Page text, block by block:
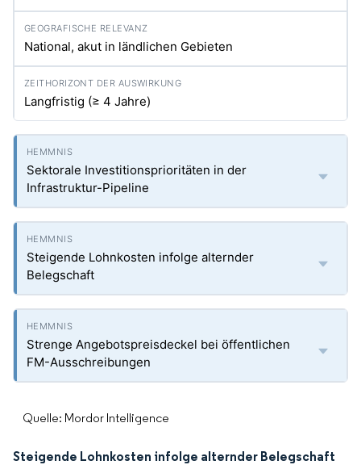
National, akut in ländlichen Gebieten
Langfristig (≥ 4 Jahre)
Sektorale Investitionsprioritäten in der
Infrastruktur-Pipeline
Steigende Lohnkosten infolge alternder
Belegschaft
Strenge Angebotspreisdeckel bei öffentlichen
FM-Ausschreibungen
Quelle: Mordor Intelligence
Steigende Lohnkosten infolge alternder Belegschaft